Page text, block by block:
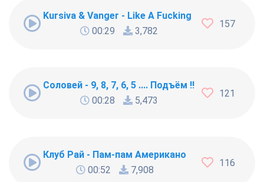
Kursiva & Vanger - Like A Fucking Newbie
00:29
3,782
157
Соловей - 9, 8, 7, 6, 5 .... Подъём !!!
00:28
5,473
121
Клуб Рай - Пам-пам Американо
00:52
7,908
116